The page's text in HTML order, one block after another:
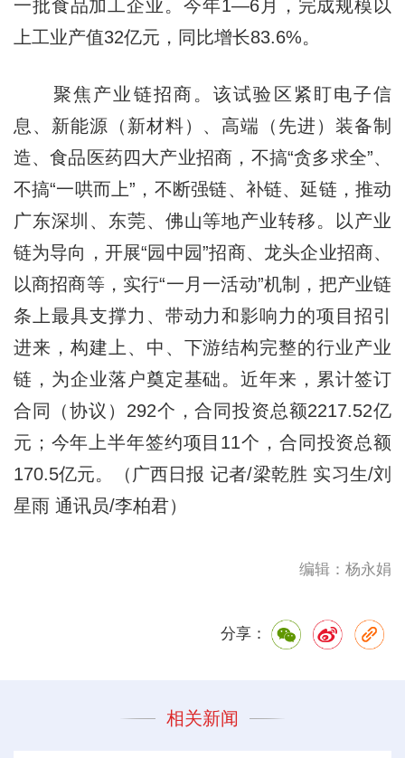
一批食品加工企业。今年1—6月，完成规模以
上工业产值32亿元，同比增长83.6%。
聚焦产业链招商。该试验区紧盯电子信
息、新能源（新材料）、高端（先进）装备制
造、食品医药四大产业招商，不搞“贪多求全”、
不搞“一哄而上”，不断强链、补链、延链，推动
广东深圳、东莞、佛山等地产业转移。以产业
链为导向，开展“园中园”招商、龙头企业招商、
以商招商等，实行“一月一活动”机制，把产业链
条上最具支撑力、带动力和影响力的项目招引
进来，构建上、中、下游结构完整的行业产业
链，为企业落户奠定基础。近年来，累计签订
合同（协议）292个，合同投资总额2217.52亿
元；今年上半年签约项目11个，合同投资总额
170.5亿元。（广西日报 记者/梁乾胜 实习生/刘
星雨 通讯员/李柏君）
编辑：杨永娟
分享：
相关新闻